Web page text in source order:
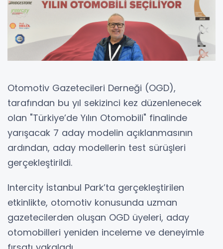
Otomotiv Gazetecileri Derneği (OGD),
tarafından bu yıl sekizinci kez düzenlenecek
olan "Türkiye’de Yılın Otomobili" finalinde
yarışacak 7 aday modelin açıklanmasının
ardından, aday modellerin test sürüşleri
gerçekleştirildi.
Intercity İstanbul Park’ta gerçekleştirilen
etkinlikte, otomotiv konusunda uzman
gazetecilerden oluşan OGD üyeleri, aday
otomobilleri yeniden inceleme ve deneyimle